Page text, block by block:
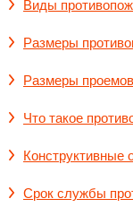
Виды
Размеры
Размеры
Что такое
Конструктивные
Срок службы